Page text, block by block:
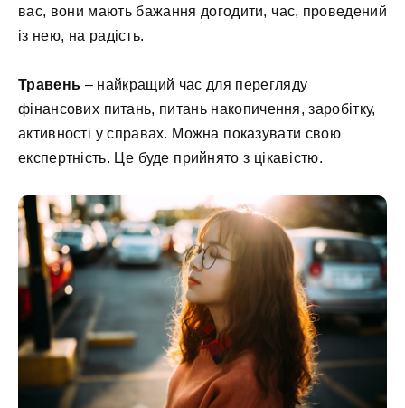
вас, вони мають бажання догодити, час, проведений
із нею, на радість.
Травень – найкращий час для перегляду
фінансових питань, питань накопичення, заробітку,
активності у справах. Можна показувати свою
експертність. Це буде прийнято з цікавістю.